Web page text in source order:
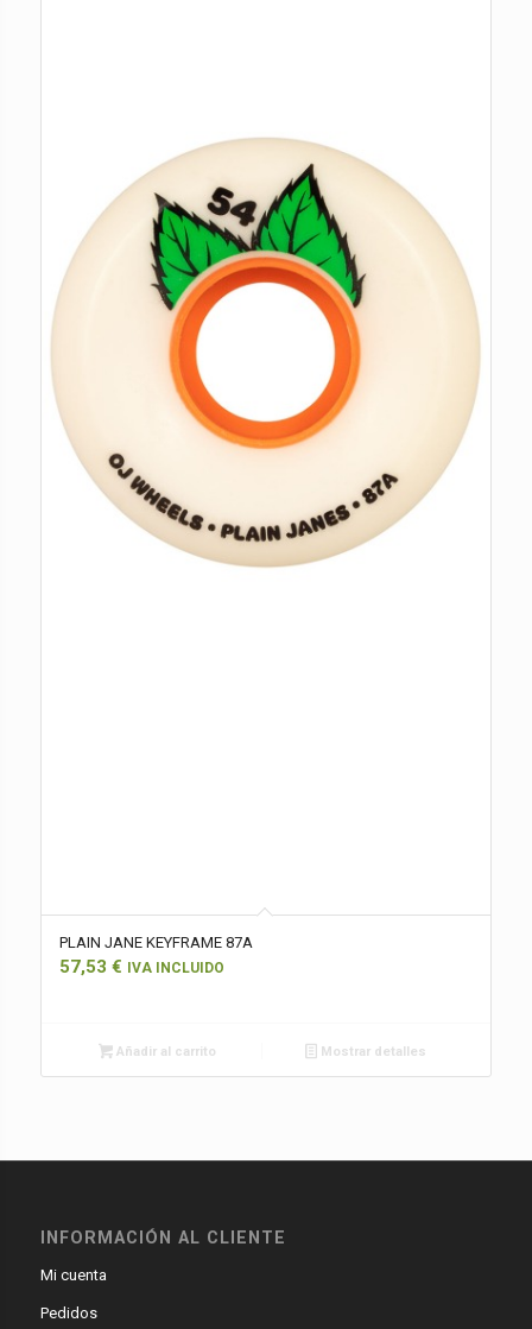
PLAIN JANE KEYFRAME 87A
57,53 € IVA INCLUIDO
Añadir al carrito Mostrar detalles
INFORMACIÓN AL CLIENTE
Mi cuenta
Pedidos